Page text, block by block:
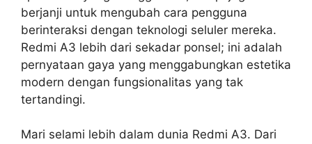
berjanji untuk mengubah cara pengguna
berinteraksi dengan teknologi seluler mereka.
Redmi A3 lebih dari sekadar ponsel; ini adalah
pernyataan gaya yang menggabungkan estetika
modern dengan fungsionalitas yang tak
tertandingi.
Mari selami lebih dalam dunia Redmi A3. Dari